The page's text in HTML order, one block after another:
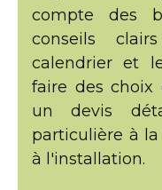
compte des
conseils
calendrier et
faire des choix
un devis
particulière à
à l'installation.